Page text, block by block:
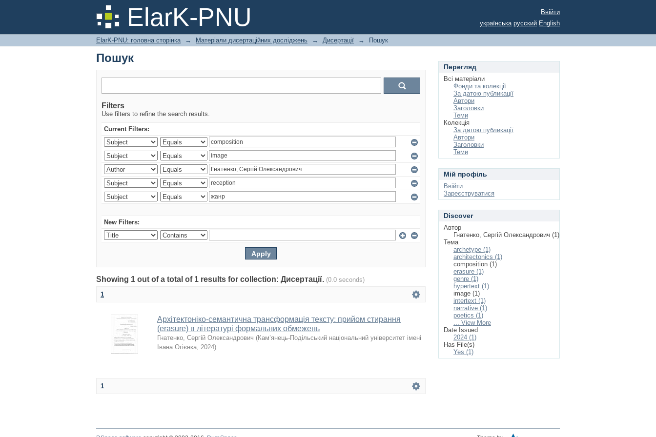
ElarK-PNU
Пошук
Ввійти
українська русский English
ElarK-PNU: головна сторінка → Матеріали дисертаційних досліджень → Дисертації → Пошук
Пошук
Filters
Use filters to refine the search results.
Current Filters:
New Filters:
Showing 1 out of a total of 1 results for collection: Дисертації. (0.0 seconds)
1
Архітектоніко-семантична трансформація тексту: прийом стирання
(erasure) в літературі формальних обмежень
Гнатенко, Сергій Олександрович (Кам’янець-Подільський національний університет імені
Івана Огієнка, 2024)
1
Перегляд
Всі матеріали
Фонди та колекції
За датою публикації
Автори
Заголовки
Теми
Колекція
За датою публикації
Автори
Заголовки
Теми
Мій профіль
Ввійти
Зареєструватися
Discover
Автор
Гнатенко, Сергій Олександрович (1)
Тема
archetype (1)
architectonics (1)
composition (1)
erasure (1)
genre (1)
hypertext (1)
image (1)
intertext (1)
narrative (1)
poetics (1)
... View More
Date Issued
2024 (1)
Has File(s)
Yes (1)